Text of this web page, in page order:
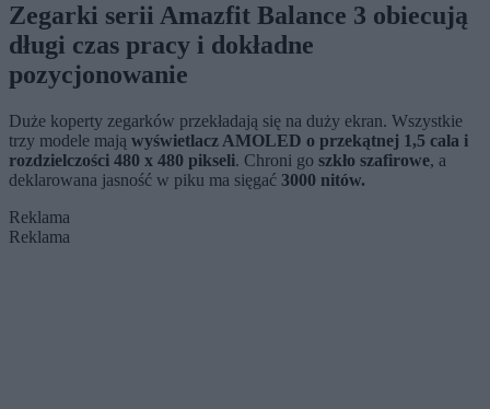
Zegarki serii Amazfit Balance 3 obiecują
długi czas pracy i dokładne
pozycjonowanie
Duże koperty zegarków przekładają się na duży ekran. Wszystkie
trzy modele mają wyświetlacz AMOLED o przekątnej 1,5 cala i
rozdzielczości 480 x 480 pikseli. Chroni go szkło szafirowe, a
deklarowana jasność w piku ma sięgać 3000 nitów.
Reklama
Reklama